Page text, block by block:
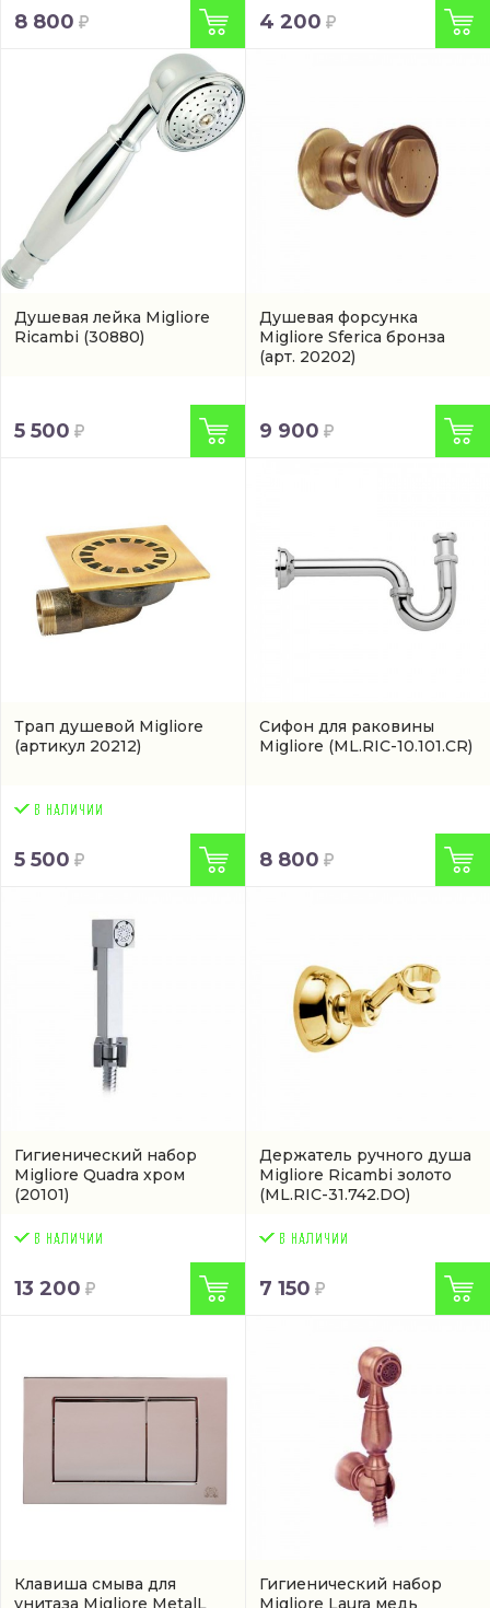
8 800 4 200
Душевая лейка Migliore
Ricambi (30880)
5 500
Душевая форсунка
Migliore Sferica бронза
(арт. 20202)
9 900
Трап душевой Migliore
(артикул 20212)
5 500
Сифон для раковины
Migliore (ML.RIC-10.101.CR)
8 800
Гигиенический набор
Migliore Quadra хром
(20101)
13 200
Держатель ручного душа
Migliore Ricambi золото
(ML.RIC-31.742.DO)
7 150
Клавиша смыва для
унитаза Migliore MetalL
Гигиенический набор
Migliore Laura медь